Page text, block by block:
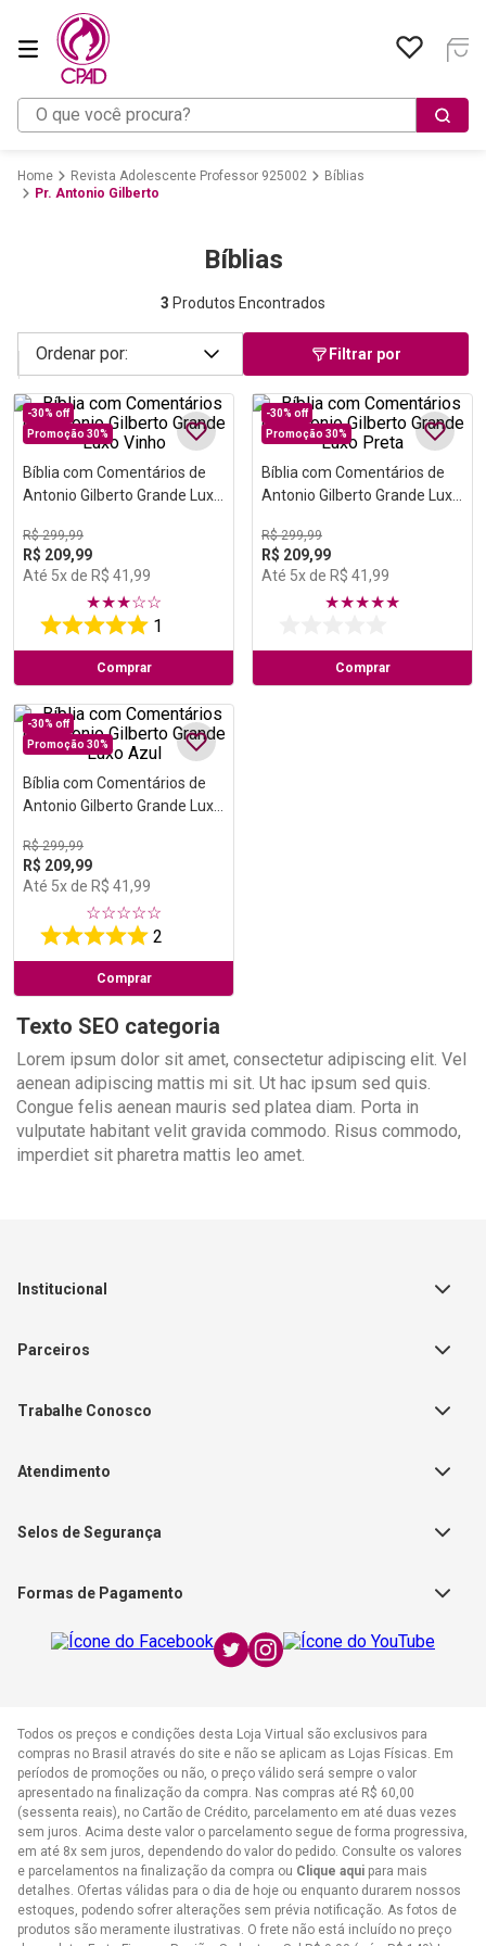
O que você procura?
Revista Adolescente Professor 925002
Bíblias
Pr. Antonio Gilberto
Bíblias
3 Produtos Encontrados
Filtrar por
-30% off
Promoção 30%
Bíblia com Comentários de
Antonio Gilberto Grande Luxo
R$ 299,99
R$ 209,99
Até 5x de R$ 41 ,99
★★★☆☆
1
Comprar
-30% off
Promoção 30%
Bíblia com Comentários de
Antonio Gilberto Grande Luxo
R$ 299,99
R$ 209,99
Até 5x de R$ 41 ,99
★★★★★
Comprar
-30% off
Promoção 30%
Bíblia com Comentários de
Antonio Gilberto Grande Luxo
R$ 299,99
R$ 209,99
Até 5x de R$ 41 ,99
☆☆☆☆☆
2
Comprar
Texto SEO categoria
Lorem ipsum dolor sit amet, consectetur adipiscing elit. Vel
aenean adipiscing mattis mi sit. Ut hac ipsum sed quis.
Congue felis aenean mauris sed platea diam. Porta in
vulputate habitant velit gravida commodo. Risus commodo,
imperdiet sit pharetra mattis leo amet.
Institucional
Sobre a Empresa
Política de Vendas
Catálogos de Produtos
Parceiros
Teste Maeztra
Editorial Patmos
FAECAD
Trabalhe Conosco
Fale Conosco
Nossas Lojas
Atendimento
17:30h
WhatsApp:
E-mail:
Selos de Segurança
Formas de Pagamento
Todos os preços e condições desta Loja Virtual são exclusivos para
compras no Brasil através do site e não se aplicam as Lojas Físicas. Em
períodos de promoções ou não, o preço válido será sempre o valor
apresentado na finalização da compra. Nas compras até R$ 60,00
(sessenta reais), no Cartão de Crédito, parcelamento em até duas vezes
sem juros. Acima deste valor o parcelamento segue de forma progressiva,
em até 8x sem juros, dependendo do valor do pedido. Consulte os valores
e parcelamentos na finalização da compra ou Clique aqui para mais
detalhes. Ofertas válidas para o dia de hoje ou enquanto durarem nossos
estoques, podendo sofrer alterações sem prévia notificação. As fotos de
produtos são meramente ilustrativas. O frete não está incluído no preço